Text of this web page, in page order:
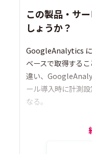
この製品・サ
しょうか？
GoogleAnalytics
ベースで取得する
違い、
ール導入時に計測
なる。